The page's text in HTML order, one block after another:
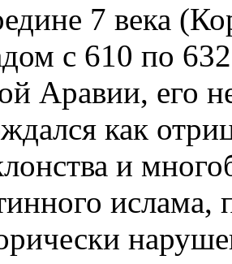
7 века
с 610 по
Аравии, его
как
и